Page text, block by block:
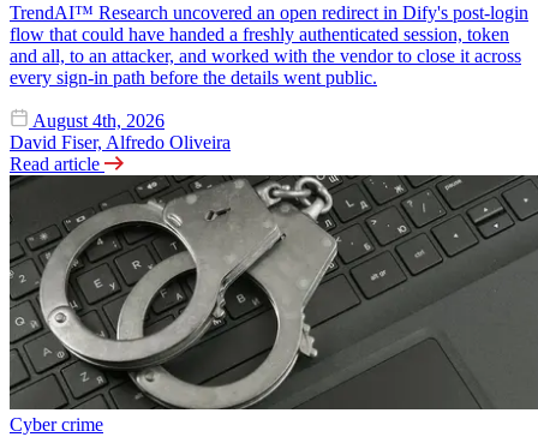
TrendAI™ Research uncovered an open redirect in Dify's post-login
flow that could have handed a freshly authenticated session, token
and all, to an attacker, and worked with the vendor to close it across
every sign-in path before the details went public.
August 4th, 2026
David Fiser, Alfredo Oliveira
Read article
Cyber crime